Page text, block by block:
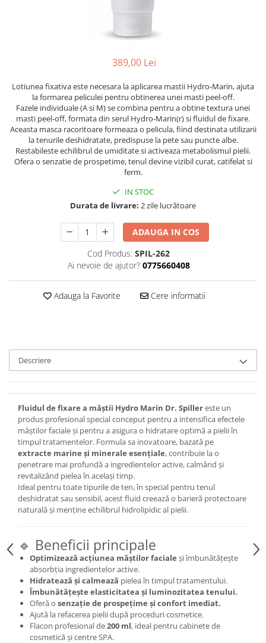
389,00 Lei
Lotiunea fixativa este necesara la aplicarea mastii Hydro-Marin, ajuta
la formarea peliculei pentru obtinerea unei masti peel-off.
Fazele individuale (A si M) se combina pentru a obtine textura unei
masti peel-off, formata din serul Hydro-Marin(r) si fluidul de fixare.
Aceasta masca racoritoare formeaza o pelicula, fiind destinata utilizarii
la tenurile deshidratate, predispuse la pete sau puncte albe.
Restabileste echilibrul de umiditate si activeaza metabolismul pielii.
Ofera o senzatie de prospetime, tenul devine vizibil curat, catifelat si
ferm.
IN STOC
Durata de livrare: 2 zile lucrătoare
ADAUGA IN COS
Cod Produs: SPIL-262
Ai nevoie de ajutor? 0775660408
Adauga la Favorite Cere informatii
Descriere
Fluidul de fixare a măștii Hydro Marin Dr. Spillereste un
produs profesional special conceput pentru a intensifica efectele
măștilor faciale și pentru a asigura o hidratare optimă a pielii în
timpul tratamentelor. Formula sa inovatoare, bazată pe
extracte marine și minerale esențiale, contribuie la o
penetrare mai profundă a ingredientelor active, calmând și
revitalizând pielea în același timp.
Ideal pentru toate tipurile de ten, în special pentru tenul
deshidratat sau sensibil, acest fluid creează o barieră protectoare
naturală și menține echilibrul hidrolipidic al pielii.
🔹 Beneficii principale
Optimizează acțiunea măștilor faciale și îmbunătățește
absorbția ingredientelor active.
Hidratează și calmează pielea în timpul tratamentului.
Îmbunătățește elasticitatea și luminozitatea tenului.
Oferă o senzație de prospețime și confort imediat.
Ajută la refacerea pielii după proceduri cosmetice.
Flacon profesional de200 ml, ideal pentru cabinete de
cosmetică și centre SPA.